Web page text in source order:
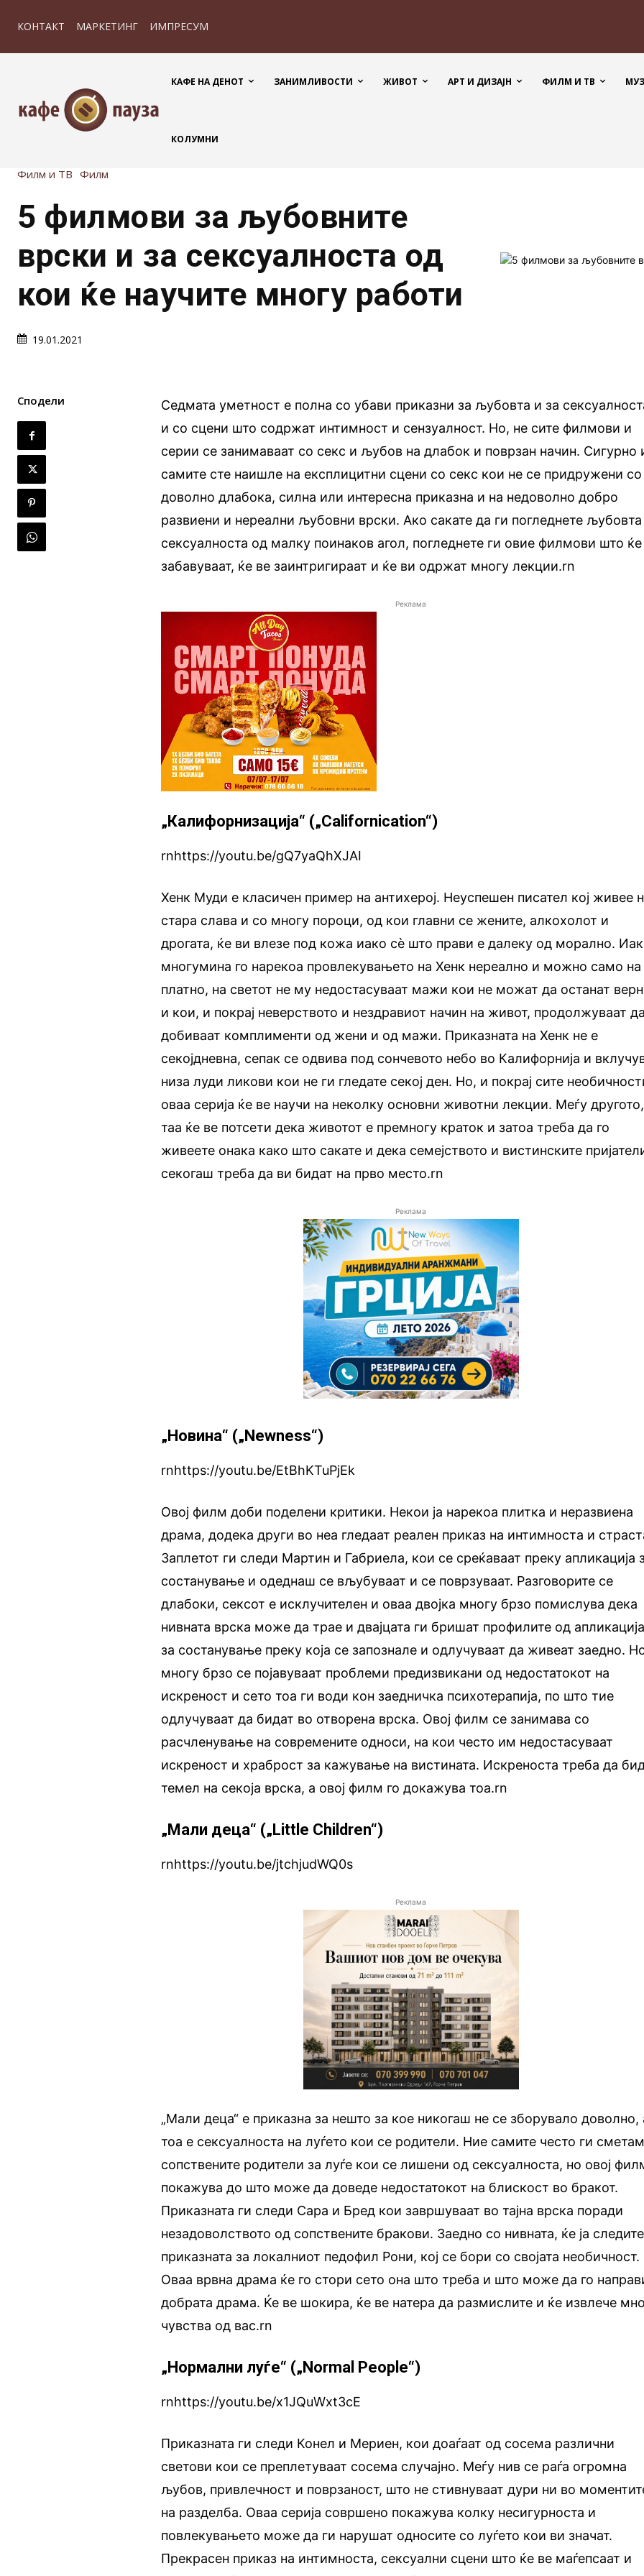
КОНТАКТ МАРКЕТИНГ ИМПРЕСУМ
КАФЕ НА ДЕНОТ ЗАНИМЛИВОСТИ ЖИВОТ АРТ И ДИЗАЈН ФИЛМ И ТВ
КОЛУМНИ
Филм и ТВ Филм
5 филмови за љубовните
врски и за сексуалноста од
кои ќе научите многу работи
19.01.2021
Сподели
Седмата уметност е полна со убави приказни за љубовта и за
и со сцени што содржат интимност и сензуалност. Но, не сите филмови и
серии се занимаваат со секс и љубов на длабок и поврзан начин. Сигурно
самите сте наишле на експлицитни сцени со секс кои не се придружени со
доволно длабока, силна или интересна приказна и на недоволно добро
развиени и нереални љубовни врски. Ако сакате да ги погледнете
сексуалноста од малку поинаков агол, погледнете ги овие филмови што ќе
забавуваат, ќе ве заинтригираат и ќе ви одржат многу лекции.rn
Реклама
„Калифорнизација“ („Californication“)
rnhttps://youtu.be/gQ7yaQhXJAI
Хенк Муди е класичен пример на антихерој. Неуспешен писател кој живее
стара слава и со многу пороци, од кои главни се жените, алкохолот и
дрогата, ќе ви влезе под кожа иако сè што прави е далеку од морално.
многумина го нарекоа провлекувањето на Хенк нереално и можно само на
платно, на светот не му недостасуваат мажи кои не можат да останат
и кои, и покрај неверството и нездравиот начин на живот, продолжуваат да
добиваат комплименти од жени и од мажи. Приказната на Хенк не е
секојдневна, сепак се одвива под сончевото небо во Калифорнија и
низа луди ликови кои не ги гледате секој ден. Но, и покрај сите
оваа серија ќе ве научи на неколку основни животни лекции. Меѓу другото,
таа ќе ве потсети дека животот е премногу краток и затоа треба да го
живеете онака како што сакате и дека семејството и вистинските
секогаш треба да ви бидат на прво место.rn
Реклама
„Новина“ („Newness“)
rnhttps://youtu.be/EtBhKTuPjEk
Овој филм доби поделени критики. Некои ја нарекоа плитка и неразвиена
драма, додека други во неа гледаат реален приказ на интимностa и
Заплетот ги следи Мартин и Габриела, кои се среќаваат преку апликација
состанување и одеднаш се вљубуваат и се поврзуваат. Разговорите се
длабоки, сексот е исклучителен и оваа двојка многу брзо помислува дека
нивната врска може да трае и двајцата ги бришат профилите од
за состанување преку која се запознале и одлучуваат да живеат заедно.
многу брзо се појавуваат проблеми предизвикани од недостатокот на
искреност и сето тоа ги води кон заедничка психотерапија, по што тие
одлучуваат да бидат во отворена врска. Овој филм се занимава со
расчленување на современите односи, на кои често им недостасуваат
искреност и храброст за кажување на вистината. Искреноста треба да
темел на секоја врска, а овој филм го докажува тоа.rn
„Мали деца“ („Little Children“)
rnhttps://youtu.be/jtchjudWQ0s
Реклама
„Мали деца“ е приказна за нешто за кое никогаш не се зборувало доволно,
тоа е сексуалноста на луѓето кои се родители. Ние самите често ги
сопствените родители за луѓе кои се лишени од сексуалноста, но овој
покажува до што може да доведе недостатокот на блискост во бракот.
Приказната ги следи Сара и Бред кои завршуваат во тајна врска поради
незадоволството од сопствените бракови. Заедно со нивната, ќе ја следите
приказната за локалниот педофил Рони, кој се бори со својата необичност.
Оваа врвна драма ќе го стори сето она што треба и што може да го
добрата драма. Ќе ве шокира, ќе ве натера да размислите и ќе извлече
чувства од вас.rn
„Нормални луѓе“ („Normal People“)
rnhttps://youtu.be/x1JQuWxt3cE
Приказната ги следи Конел и Мериен, кои доаѓаат од сосема различни
светови кои се преплетуваат сосема случајно. Меѓу нив се раѓа огромна
љубов, привлечност и поврзаност, што не стивнуваат дури ни во
на разделба. Оваа серија совршено покажува колку несигурноста и
повлекувањето може да ги нарушат односите со луѓето кои ви значат.
Прекрасен приказ на интимноста, сексуални сцени што ќе ве маѓепсаат и